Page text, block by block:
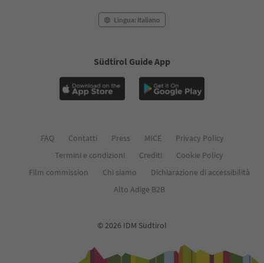
Lingua: Italiano
Südtirol Guide App
FAQ Contatti Press MICE
Privacy Policy
Termini e condizioni
Crediti
Cookie Policy
Film commission
Chi siamo
Dichiarazione di accessibilità
Alto Adige B2B
© 2026 IDM Südtirol